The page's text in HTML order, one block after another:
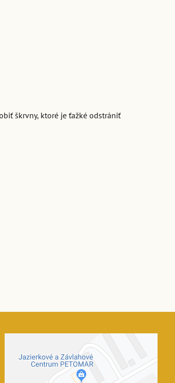
škrvny, ktoré je ťažké odstrániť